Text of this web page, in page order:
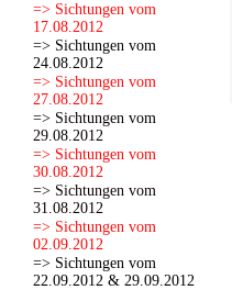
=> Sichtungen vom
17.08.2012
=> Sichtungen vom
24.08.2012
=> Sichtungen vom
27.08.2012
=> Sichtungen vom
29.08.2012
=> Sichtungen vom
30.08.2012
=> Sichtungen vom
31.08.2012
=> Sichtungen vom
02.09.2012
=> Sichtungen vom
22.09.2012 & 29.09.2012